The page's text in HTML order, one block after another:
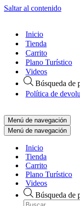
Saltar al contenido
Inicio
Tienda
Carrito
Plano Turístico
Videos
Búsqueda de
Política de
Menú de navegación
Menú de navegación
Inicio
Tienda
Carrito
Plano Turístico
Videos
Búsqueda de